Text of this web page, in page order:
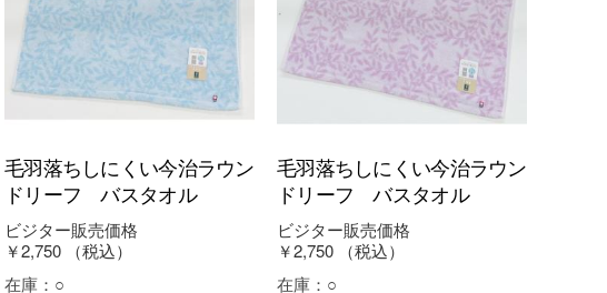
毛羽落ちしにくい今治ラウン
ドリーフ バスタオル
ビジター販売価格
￥2,750
（税込）
在庫： ○
毛羽落ちしにくい今治ラウン
ドリーフ バスタオル
ビジター販売価格
￥2,750
（税込）
在庫： ○